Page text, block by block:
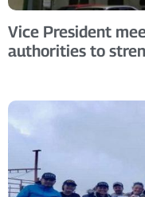
Vice President
authorities to